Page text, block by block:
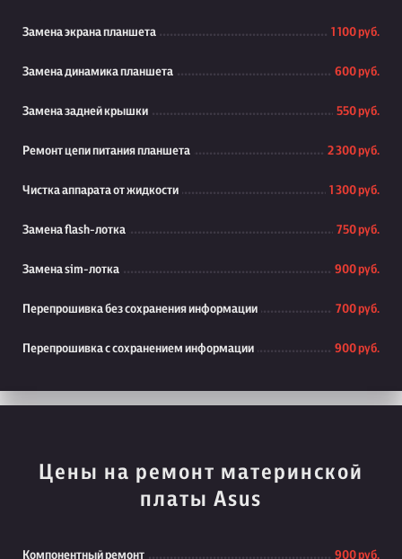
Замена экрана планшета 1 100 руб.
Замена динамика планшета 600 руб.
Замена задней крышки 550 руб.
Ремонт цепи питания планшета 2 300 руб.
Чистка аппарата от жидкости 1 300 руб.
Замена flash-лотка 750 руб.
Замена sim-лотка 900 руб.
Перепрошивка без сохранения информации 700 руб.
Перепрошивка с сохранением информации 900 руб.
Цены на ремонт материнской
платы Asus
Компонентный ремонт 900 руб.